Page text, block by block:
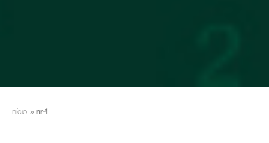
Início » nr-1